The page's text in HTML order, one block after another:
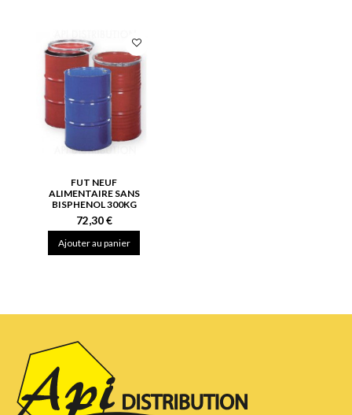
FUT NEUF
ALIMENTAIRE SANS
BISPHENOL 300KG
72,30 €
Ajouter au panier